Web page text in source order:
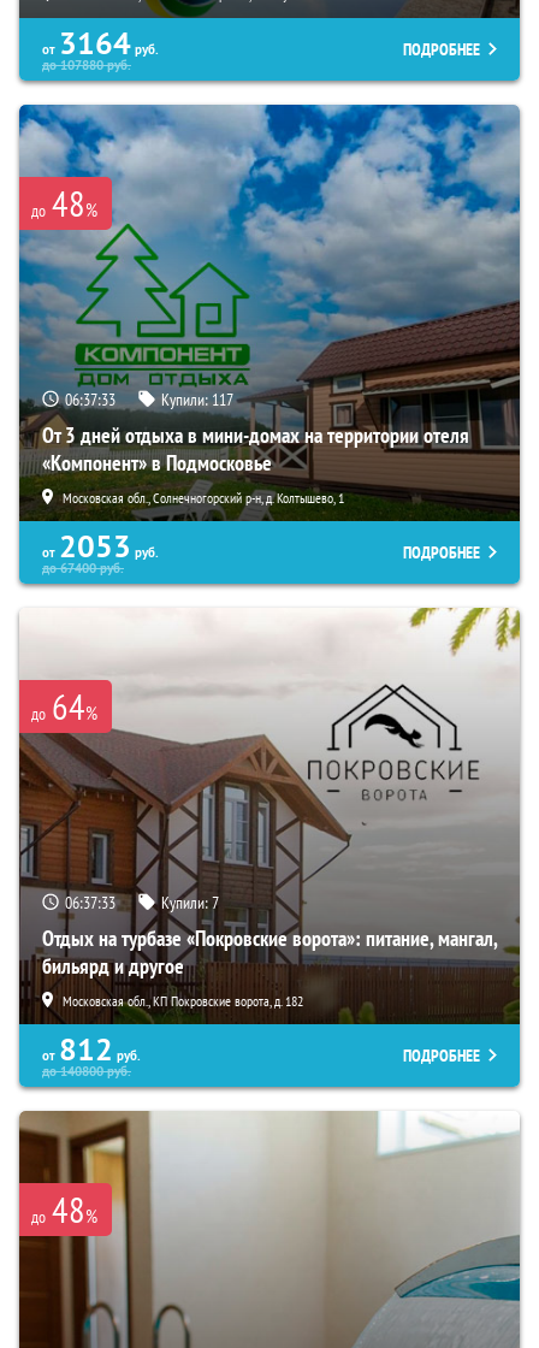
от 3164 руб.
до107880руб.
ПОДРОБНЕЕ
до 48%
06:37:31 Купили: 117
От 3 дней отдыха в мини-домах на территории отеля
«Компонент» в Подмосковье
Московская обл., Солнечногорский р-н, д. Колтышево, 1
от 2053 руб.
до67400руб.
ПОДРОБНЕЕ
до 64%
06:37:31 Купили:7
Отдых на турбазе «Покровские ворота»: питание, мангал,
бильярд и другое
Московская обл., КП Покровские ворота, д. 182
от 812 руб.
до140800руб.
ПОДРОБНЕЕ
до 48%